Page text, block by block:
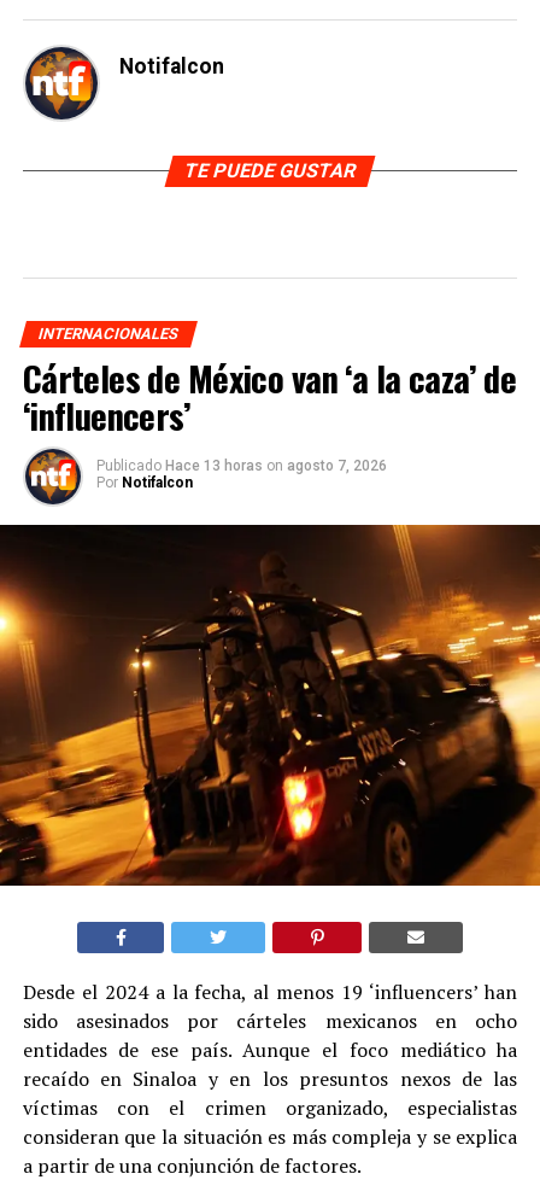
Notifalcon
TE PUEDE GUSTAR
INTERNACIONALES
Cárteles de México van ‘a la caza’ de
‘influencers’
Publicado Hace 13 horas on agosto 7, 2026
Por Notifalcon
Desde el 2024 a la fecha, al menos 19 ‘influencers’ han
sido asesinados por cárteles mexicanos en ocho
entidades de ese país. Aunque el foco mediático ha
recaído en Sinaloa y en los presuntos nexos de las
víctimas con el crimen organizado, especialistas
consideran que la situación es más compleja y se explica
a partir de una conjunción de factores.